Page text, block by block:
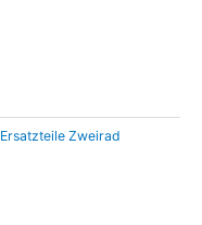
Ersatzteile Zweirad